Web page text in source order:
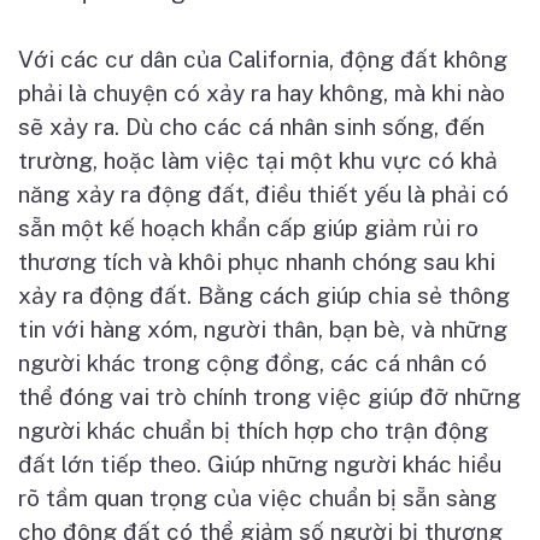
Với các cư dân của California, động đất không
phải là chuyện có xảy ra hay không, mà khi nào
sẽ xảy ra. Dù cho các cá nhân sinh sống, đến
trường, hoặc làm việc tại một khu vực có khả
năng xảy ra động đất, điều thiết yếu là phải có
sẵn một kế hoạch khẩn cấp giúp giảm rủi ro
thương tích và khôi phục nhanh chóng sau khi
xảy ra động đất. Bằng cách giúp chia sẻ thông
tin với hàng xóm, người thân, bạn bè, và những
người khác trong cộng đồng, các cá nhân có
thể đóng vai trò chính trong việc giúp đỡ những
người khác chuẩn bị thích hợp cho trận động
đất lớn tiếp theo. Giúp những người khác hiểu
rõ tầm quan trọng của việc chuẩn bị sẵn sàng
cho động đất có thể giảm số người bị thương